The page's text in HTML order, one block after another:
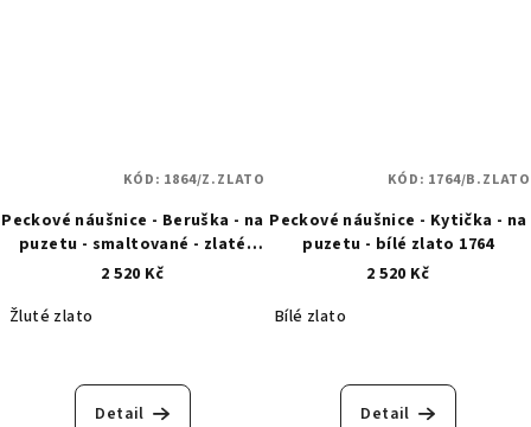
Peckové náušnice - Beruška - na
puzetu - smaltované - zlaté
1864
2 520 Kč
Žluté zlato
Detail
KÓD: 1864/Z.ZLATO
Peckové náušnice - Kytička - na
puzetu - bílé zlato 1764
2 520 Kč
Bílé zlato
Detail
KÓD: 1764/B.ZLATO